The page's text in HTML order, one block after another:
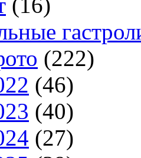
(222)
(46)
(40)
(27)